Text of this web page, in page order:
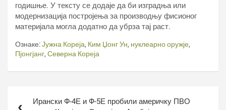
годишње. У тексту се додаје да би изградња или
модернизација постројења за производњу фисионог
материјала могла додатно да убрза тај раст.
Ознаке:Јужна Кореја, Ким Џонг Ун, нуклеарно оружје,
Пјонгјанг, Северна Кореја
чланкаИрански Ф-4Е и Ф-5Е пробили америчку ПВО